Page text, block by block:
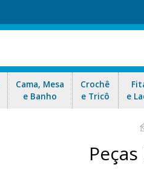
Cama, Mesa
e Banho
Crochê
e Tricô
e